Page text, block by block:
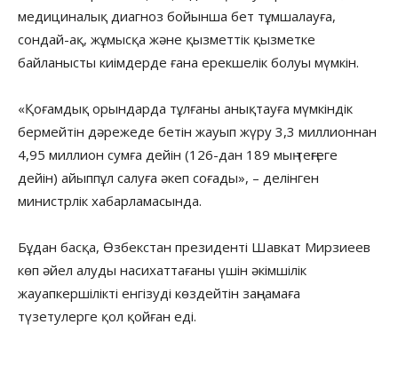
медициналық диагноз бойынша бет тұмшалауға,
сондай-ақ, жұмысқа және қызметтік қызметке
байланысты киімдерде ғана ерекшелік болуы мүмкін.
«Қоғамдық орындарда тұлғаны анықтауға мүмкіндік
бермейтін дәрежеде бетін жауып жүру 3,3 миллионнан
4,95 миллион сумға дейін (126-дан 189 мың теңгеге
дейін) айыппұл салуға әкеп соғады», – делінген
министрлік хабарламасында.
Бұдан басқа, Өзбекстан президенті Шавкат Мирзиеев
көп әйел алуды насихаттағаны үшін әкімшілік
жауапкершілікті енгізуді көздейтін заңнамаға
түзетулерге қол қойған еді.